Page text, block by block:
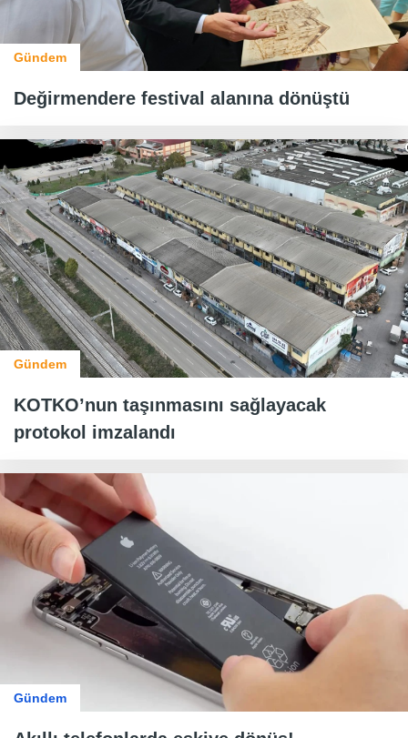
Gündem
Değirmendere festival alanına dönüştü
Gündem
KOTKO’nun taşınmasını sağlayacak
protokol imzalandı
Gündem